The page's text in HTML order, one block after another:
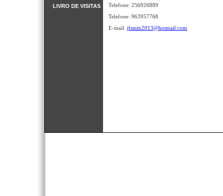
LIVRO DE VISITAS
Telefone: 256926889
Telefone: 963957768
E-mail: jfsmm2013@hotmail.com